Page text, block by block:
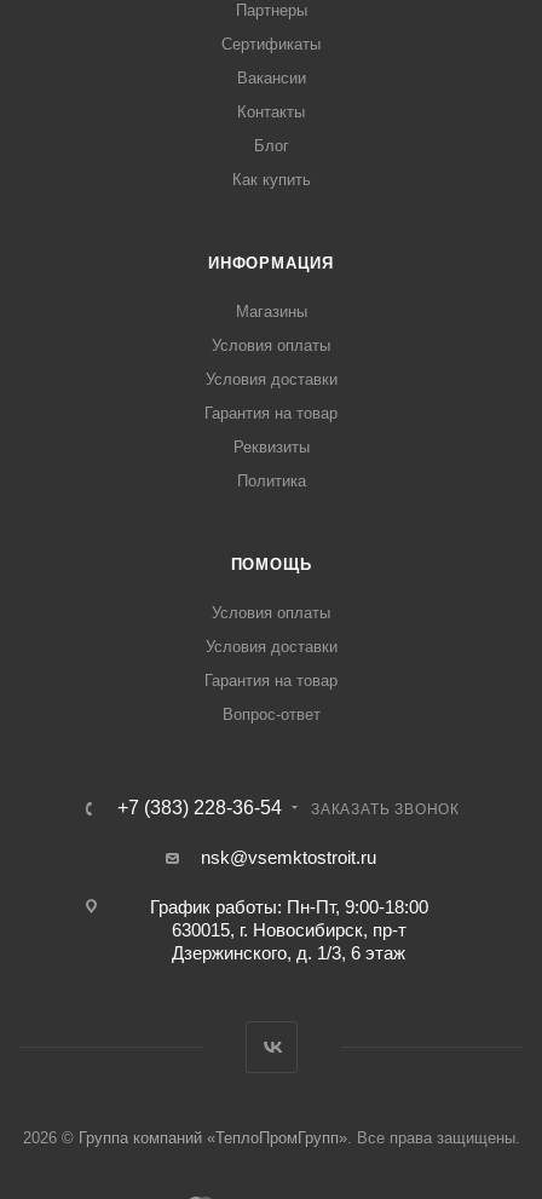
Партнеры
Сертификаты
Вакансии
Контакты
Блог
Как купить
ИНФОРМАЦИЯ
Магазины
Условия оплаты
Условия доставки
Гарантия на товар
Реквизиты
Политика
ПОМОЩЬ
Условия оплаты
Условия доставки
Гарантия на товар
Вопрос-ответ
+7 (383) 228-36-54 ЗАКАЗАТЬ ЗВОНОК
nsk@vsemktostroit.ru
График работы: Пн-Пт, 9:00-18:00
630015, г. Новосибирск, пр-т
Дзержинского, д. 1/3, 6 этаж
2026 © Группа компаний «ТеплоПромГрупп». Все права защищены.